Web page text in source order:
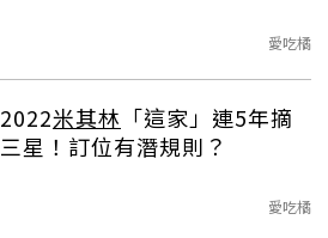
愛吃橘
2022米其林 「這家」連5年摘
三星！訂位有潛規則？
愛吃橘